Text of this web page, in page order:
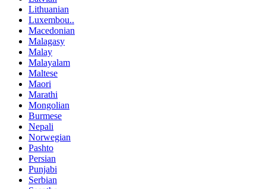
Lithuanian
Luxembou..
Macedonian
Malagasy
Malay
Malayalam
Maltese
Maori
Marathi
Mongolian
Burmese
Nepali
Norwegian
Pashto
Persian
Punjabi
Serbian